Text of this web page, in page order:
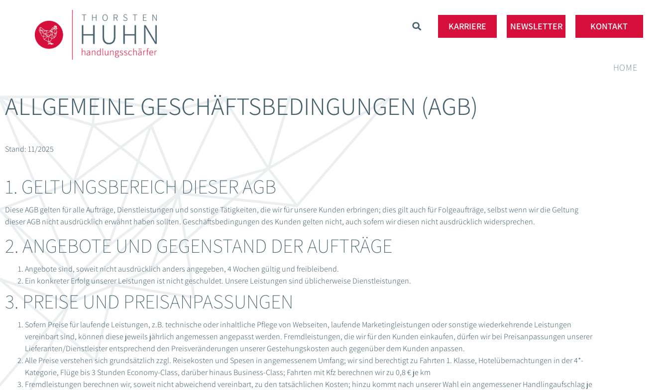
KARRIERE NEWSLETTER KONTAKT
HOME
ALLGEMEINE GESCHÄFTSBEDINGUNGEN (AGB)
Stand: 11/2025
1. GELTUNGSBEREICH DIESER AGB
Diese AGB gelten für alle Aufträge, Dienstleistungen und sonstige Tätigkeiten, die wir für unsere Kunden erbringen; dies gilt auch für Folgeaufträge, selbst wenn wir die Geltung
dieser AGB nicht ausdrücklich erwähnt haben sollten. Geschäftsbedingungen des Kunden gelten nicht, auch sofern wir diesen nicht ausdrücklich widersprechen.
2. ANGEBOTE UND GEGENSTAND DER AUFTRÄGE
Angebote sind, soweit nicht ausdrücklich anders angegeben, 4 Wochen gültig und freibleibend.
Ein konkreter Erfolg unserer Leistungen ist nicht geschuldet. Unsere Leistungen sind üblicherweise Dienstleistungen.
3. PREISE UND PREISANPASSUNGEN
Sofern Preise für laufende Leistungen, z.B. technische oder inhaltliche Pflege von Webseiten, laufende Marketingleistungen oder sonstige wiederkehrende Leistungen
vereinbart sind, können diese jeweils jährlich angemessen angepasst werden. Fremdleistungen, die wir für den Kunden einkaufen, dürfen wir bei Preisanpassungen unserer
Lieferanten/Dienstleister entspre­chend den Preisveränderungen unserer Gestehungskosten auch gegenüber dem Kunden anpassen.
Alle Preise verstehen sich grundsätzlich zzgl. Reisekosten und Spesen in angemessenem Umfang; wir sind berechtigt zu Fahrten 1. Klasse, Hotelübernachtungen in der 4*-
Kategorie, Flüge bis 3 Stunden Economy-Class, darüber hinaus Business-Class; Fahrten mit Kfz berechnen wir zu 0,8 € je km
Fremdleistungen berechnen wir, soweit nicht abweichend vereinbart, zu den tatsächlichen Kosten; hinzu kommt nach unserer Wahl ein angemessener Handlingaufschlag je